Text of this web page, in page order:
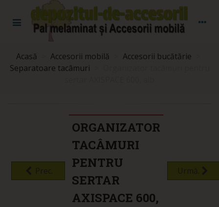
Acasă Accesorii mobilă Accesorii bucătărie
Separatoare tacâmuri
ORGANIZATOR
TACÂMURI
PENTRU
SERTAR
AXISPACE 600,